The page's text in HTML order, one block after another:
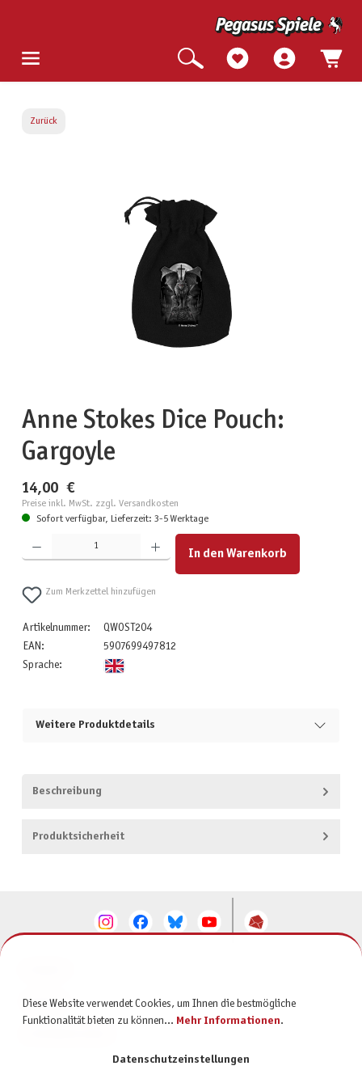
Zurück
Anne Stokes Dice Pouch:
Gargoyle
14,00 €
Preise inkl. MwSt. zzgl. Versandkosten
Sofort verfügbar, Lieferzeit: 3-5 Werktage
Produkt Anzahl: Gib den gewünschten Wert ein oder benutze die Schaltflächen um die Anzahl zu
In den Warenkorb
Zum Merkzettel hinzufügen
Artikelnummer:
QWOST204
EAN:
5907699497812
Sprache:
Weitere Produktdetails
Beschreibung
Produktsicherheit
SERVICE
Diese Website verwendet Cookies, um Ihnen die bestmögliche
Funktionalität bieten zu können... Mehr Informationen.
Datenschutzeinstellungen